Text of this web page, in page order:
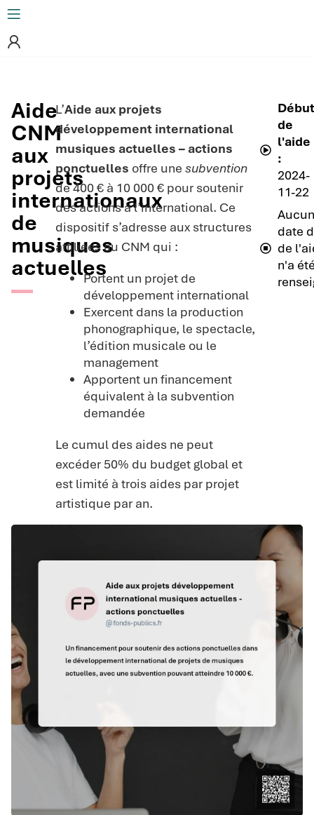
Aide
CNM
aux
projets
internationaux
de
musiques
actuelles
L’Aide aux projets
développement international
musiques actuelles – actions
ponctuelles offre une subvention
de 400 € à 10 000 € pour soutenir
des actions à l’international. Ce
dispositif s’adresse aux structures
affiliées au CNM qui :
Portent un projet de
développement international
Exercent dans la production
phonographique, le spectacle,
l’édition musicale ou le
management
Apportent un financement
équivalent à la subvention
demandée
Le cumul des aides ne peut
excéder 50% du budget global et
est limité à trois aides par projet
artistique par an.
Début
de
l'aide
:
2024-
11-22
date
de
n'a